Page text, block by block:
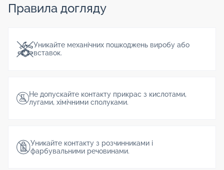
Правила догляду
Уникайте механічних пошкоджень виробу або
вставок.
Не допускайте контакту прикрас з кислотами,
лугами, хімічними сполуками.
Уникайте контакту з розчинниками і
фарбувальними речовинами.